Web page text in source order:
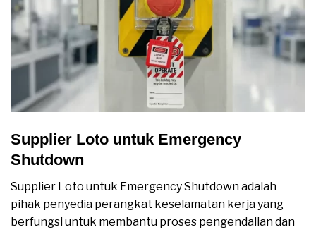
Supplier Loto untuk Emergency
Shutdown
Supplier Loto untuk Emergency Shutdown adalah
pihak penyedia perangkat keselamatan kerja yang
berfungsi untuk membantu proses pengendalian dan